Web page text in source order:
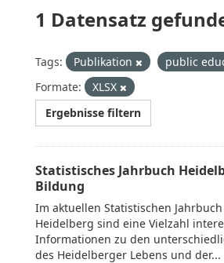
1 Datensatz
Tags: Publikation
public
Formate:
XLSX
Ergebnisse filtern
Statistisches Jahrbuch
Bildung
Im aktuellen Statistischen
Heidelberg sind eine Vielzahl
Informationen zu den
des Heidelberger Lebens und der...